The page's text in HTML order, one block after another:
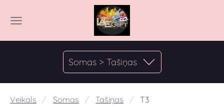
Somas > Tašiņas
Veikals Somas Tašiņas T3